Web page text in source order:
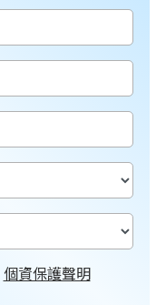
個資保護聲明